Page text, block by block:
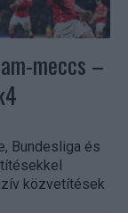
meccs –
Bundesliga és
közvetítések